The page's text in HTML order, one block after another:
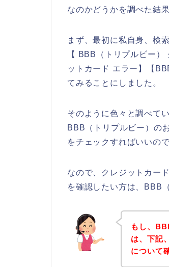
なのかどうかを調べた結
まず、最初に私自身、検
【 BBB（トリプルビー
ットカード エラー】【
てみることにしました。
そのように色々と調べて
BBB（トリプルビー）の
をチェックすればいいの
なので、クレジットカー
を確認したい方は、BBB
もし、
は、下記
について